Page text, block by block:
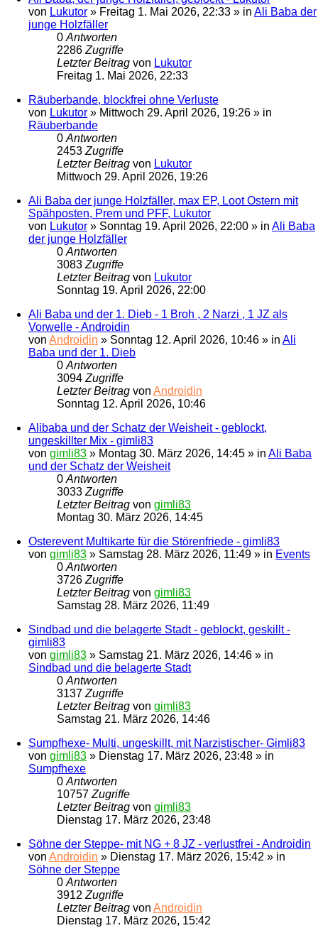
von Lukutor » Freitag 1. Mai 2026, 22:33 » in Ali Baba der
junge Holzfäller
0Antworten
2286Zugriffe
Letzter Beitrag von Lukutor
Freitag 1. Mai 2026, 22:33
Räuberbande, blockfrei ohne Verluste
von Lukutor » Mittwoch 29. April 2026, 19:26 » in
Räuberbande
0Antworten
2453Zugriffe
Letzter Beitrag von Lukutor
Mittwoch 29. April 2026, 19:26
Ali Baba der junge Holzfäller, max EP, Loot Ostern mit
Spähposten, Prem und PFF, Lukutor
von Lukutor » Sonntag 19. April 2026, 22:00 » in Ali Baba
der junge Holzfäller
0Antworten
3083Zugriffe
Letzter Beitrag von Lukutor
Sonntag 19. April 2026, 22:00
Ali Baba und der 1. Dieb - 1 Broh , 2 Narzi , 1 JZ als
Vorwelle - Androidin
von Androidin » Sonntag 12. April 2026, 10:46 » in Ali
Baba und der 1. Dieb
0Antworten
3094Zugriffe
Letzter Beitrag von Androidin
Sonntag 12. April 2026, 10:46
Alibaba und der Schatz der Weisheit - geblockt,
ungeskillter Mix - gimli83
von gimli83 » Montag 30. März 2026, 14:45 » in Ali Baba
und der Schatz der Weisheit
0Antworten
3033Zugriffe
Letzter Beitrag von gimli83
Montag 30. März 2026, 14:45
Osterevent Multikarte für die Störenfriede - gimli83
von gimli83 » Samstag 28. März 2026, 11:49 » in Events
0Antworten
3726Zugriffe
Letzter Beitrag von gimli83
Samstag 28. März 2026, 11:49
Sindbad und die belagerte Stadt - geblockt, geskillt -
gimli83
von gimli83 » Samstag 21. März 2026, 14:46 » in
Sindbad und die belagerte Stadt
0Antworten
3137Zugriffe
Letzter Beitrag von gimli83
Samstag 21. März 2026, 14:46
Sumpfhexe- Multi, ungeskillt, mit Narzistischer- Gimli83
von gimli83 » Dienstag 17. März 2026, 23:48 » in
Sumpfhexe
0Antworten
10757Zugriffe
Letzter Beitrag von gimli83
Dienstag 17. März 2026, 23:48
Söhne der Steppe- mit NG + 8 JZ - verlustfrei - Androidin
von Androidin » Dienstag 17. März 2026, 15:42 » in
Söhne der Steppe
0Antworten
3912Zugriffe
Letzter Beitrag von Androidin
Dienstag 17. März 2026, 15:42